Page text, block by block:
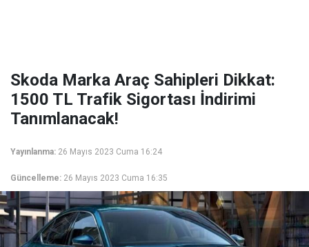
Skoda Marka Araç Sahipleri Dikkat:
1500 TL Trafik Sigortası İndirimi
Tanımlanacak!
Yayınlanma: 26 Mayıs 2023 Cuma 16:24
Güncelleme: 26 Mayıs 2023 Cuma 16:35